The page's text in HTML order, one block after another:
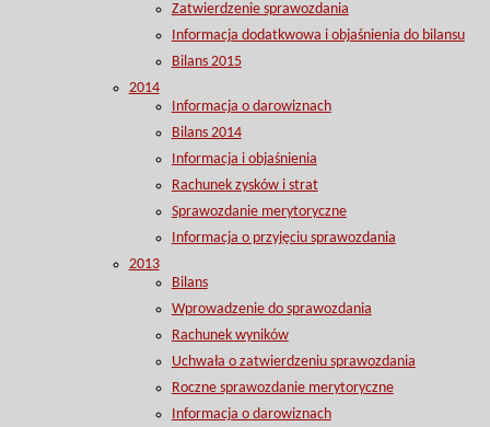
Zatwierdzenie sprawozdania
Informacja dodatkwowa i objaśnienia do bilansu
Bilans 2015
2014
Informacja o darowiznach
Bilans 2014
Informacja i objaśnienia
Rachunek zysków i strat
Sprawozdanie merytoryczne
Informacja o przyjęciu sprawozdania
2013
Bilans
Wprowadzenie do sprawozdania
Rachunek wyników
Uchwała o zatwierdzeniu sprawozdania
Roczne sprawozdanie merytoryczne
Informacja o darowiznach